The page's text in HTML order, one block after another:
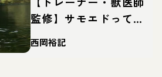
監修】サモエドってど
んな犬？性格・特徴・
育て方・迎え方
西岡裕記